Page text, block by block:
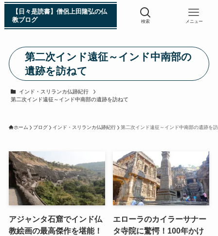
浄土真宗入門 親鸞伝
シン日本仏教史
インド・スリランカ仏跡紀行
第一次インド遠征～ガンジス川の聖地を訪ねて
第二次インド遠征～インド中南部の遺跡を訪ねて
【日々是読書】僧侶上田隆弘の仏
教ブログ
検索 メニュー
第二次インド遠征～インド中南部の
遺跡を訪ねて
インド・スリランカ仏跡紀行
第二次インド遠征～インド中南部の遺跡を訪ねて
ホーム ブログ インド・スリランカ仏跡紀行 第二次インド遠征～インド中南部の遺跡を
アジャンタ石窟でインド仏
教絵画の最高傑作を堪能！
エローラのカイラーサナー
タ寺院に驚愕！100年かけ